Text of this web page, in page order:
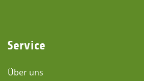
Service
Über uns